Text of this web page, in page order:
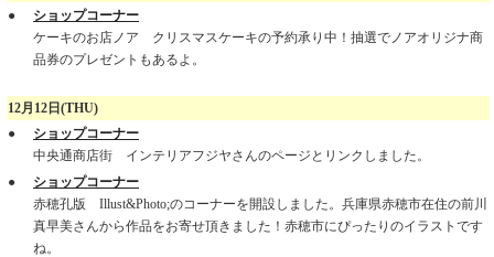
●
ショップコーナー
ケーキのお店ノア クリスマスケーキの予約承り中！抽選でノアオリジナ商
品券のプレゼントもあるよ。
12月12日(THU)
●
ショップコーナー
中央通商店街 インテリアフジヤさんのページとリンクしました。
●
ショップコーナー
赤穂孔版 Illust&Photo;のコーナーを開設しました。兵庫県赤穂市在住の前川
真早美さんから作品をお寄せ頂きました！赤穂市にぴったりのイラストです
ね。